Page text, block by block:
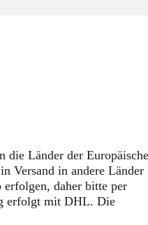
die Länder der
Versand in andere Länder
erfolgen, daher bitte per
erfolgt mit DHL. Die